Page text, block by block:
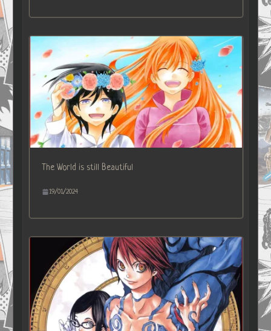
The World is still Beautiful
19/01/2024